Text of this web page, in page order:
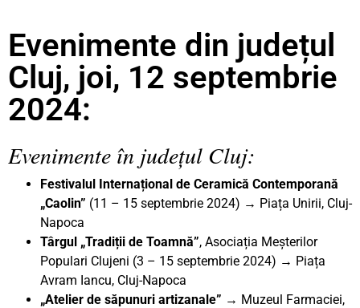
Evenimente din județul
Cluj, joi, 12 septembrie
2024:
Evenimente în județul Cluj:
Festivalul Internațional de Ceramică Contemporană
„Caolin” (11 – 15 septembrie 2024) → Piața Unirii, Cluj-
Napoca
Târgul „Tradiții de Toamnă”, Asociația Meșterilor
Populari Clujeni (3 – 15 septembrie 2024) → Piața
Avram Iancu, Cluj-Napoca
„Atelier de săpunuri artizanale” → Muzeul Farmaciei,